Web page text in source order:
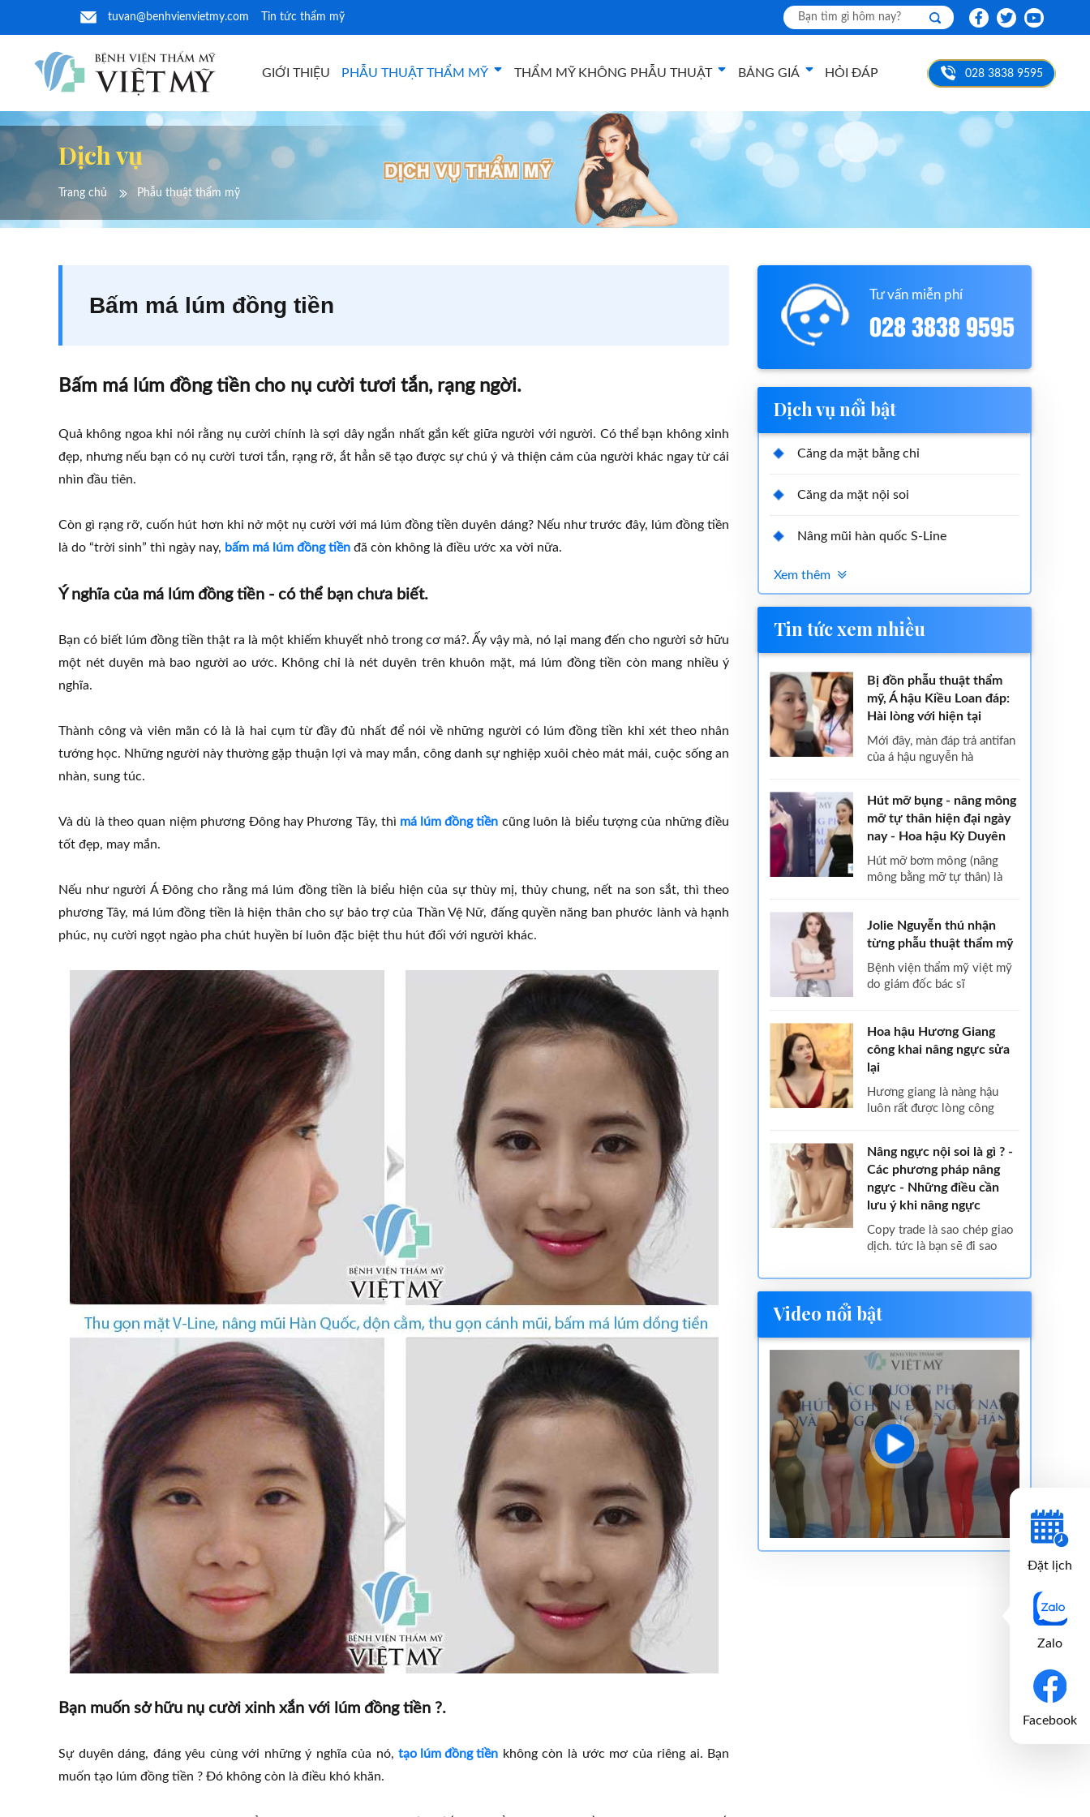
tuvan@benhvienvietmy.com Tin tức thẩm mỹ
GIỚI THIỆU PHẪU THUẬT THẨM MỸ THẨM MỸ KHÔNG PHẪU THUẬT BẢNG GIÁ HỎI ĐÁP 028 3838 9595
Dịch vụ
Trang chủ Phẫu thuật thẩm mỹ
Bấm má lúm đồng tiền
Bấm má lúm đồng tiền cho nụ cười tươi tắn, rạng ngời.
Quả không ngoa khi nói rằng nụ cười chính là sợi dây ngắn nhất gắn kết giữa người với người. Có thể bạn không xinh
đẹp, nhưng nếu bạn có nụ cười tươi tắn, rạng rỡ, ắt hẳn sẽ tạo được sự chú ý và thiện cảm của người khác ngay từ cái
nhìn đầu tiên.
Còn gì rạng rỡ, cuốn hút hơn khi nở một nụ cười với má lúm đồng tiền duyên dáng? Nếu như trước đây, lúm đồng tiền
là do “trời sinh” thì ngày nay, bấm má lúm đồng tiền đã còn không là điều ước xa vời nữa.
Ý nghĩa của má lúm đồng tiền - có thể bạn chưa biết.
Bạn có biết lúm đồng tiền thật ra là một khiếm khuyết nhỏ trong cơ má?. Ấy vậy mà, nó lại mang đến cho người sở hữu
một nét duyên mà bao người ao ước. Không chỉ là nét duyên trên khuôn mặt, má lúm đồng tiền còn mang nhiều ý
nghĩa.
Thành công và viên mãn có là là hai cụm từ đầy đủ nhất để nói về những người có lúm đồng tiền khi xét theo nhân
tướng học. Những người này thường gặp thuận lợi và may mắn, công danh sự nghiệp xuôi chèo mát mái, cuộc sống an
nhàn, sung túc.
Và dù là theo quan niệm phương Đông hay Phương Tây, thì má lúm đồng tiền cũng luôn là biểu tượng của những điều
tốt đẹp, may mắn.
Nếu như người Á Đông cho rằng má lúm đồng tiền là biểu hiện của sự thùy mị, thủy chung, nết na son sắt, thì theo
phương Tây, má lúm đồng tiền là hiện thân cho sự bảo trợ của Thần Vệ Nữ, đấng quyền năng ban phước lành và hạnh
phúc, nụ cười ngọt ngào pha chút huyền bí luôn đặc biệt thu hút đối với người khác.
Bạn muốn sở hữu nụ cười xinh xắn với lúm đồng tiền ?.
Sự duyên dáng, đáng yêu cùng với những ý nghĩa của nó,tạo lúm đồng tiền không còn là ước mơ của riêng ai. Bạn
muốn tạo lúm đồng tiền ? Đó không còn là điều khó khăn.
Tư vấn miễn phí
028 3838 9595
Dịch vụ nổi bật
Căng da mặt bằng chỉ
Căng da mặt nội soi
Nâng mũi hàn quốc S-Line
Xem thêm
Tin tức xem nhiều
Bị đồn phẫu thuật thẩm
mỹ, Á hậu Kiều Loan đáp:
Hài lòng với hiện tại
mới đây, màn đáp trả antifan
của á hậu nguyễn hà
Hút mỡ bụng - nâng mông
mỡ tự thân hiện đại ngày
nay - Hoa hậu Kỳ Duyên
hút mỡ bơm mông (nâng
mông bằng mỡ tự thân) là
Jolie Nguyễn thú nhận
từng phẫu thuật thẩm mỹ
bệnh viện thẩm mỹ việt mỹ
do giám đốc bác sĩ
Hoa hậu Hương Giang
công khai nâng ngực sửa
lại
hương giang là nàng hậu
luôn rất được lòng công
Nâng ngực nội soi là gì ? -
Các phương pháp nâng
ngực - Những điều cần
lưu ý khi nâng ngực
copy trade là sao chép giao
dịch. tức là bạn sẽ đi sao
Video nổi bật
Đặt lịch
Zalo
Facebook